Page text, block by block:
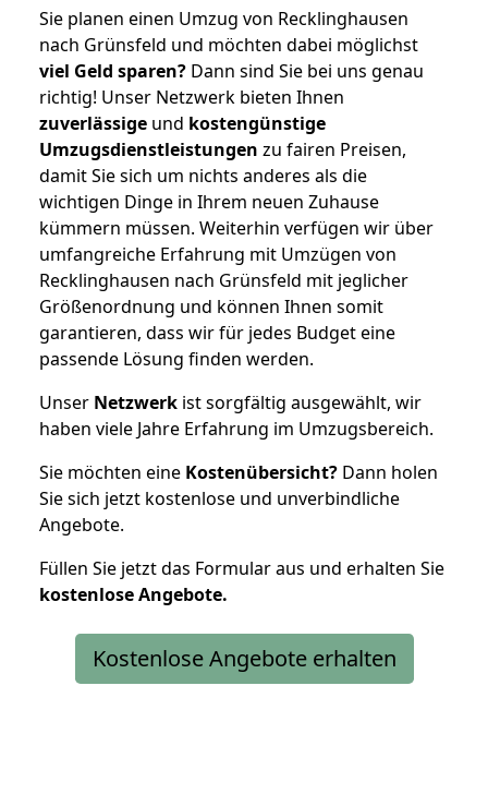
Sie planen einen Umzug von Recklinghausen
nach Grünsfeld und möchten dabei möglichst
viel Geld sparen? Dann sind Sie bei uns genau
richtig! Unser Netzwerk bieten Ihnen
zuverlässige und kostengünstige
Umzugsdienstleistungen zu fairen Preisen,
damit Sie sich um nichts anderes als die
wichtigen Dinge in Ihrem neuen Zuhause
kümmern müssen. Weiterhin verfügen wir über
umfangreiche Erfahrung mit Umzügen von
Recklinghausen nach Grünsfeld mit jeglicher
Größenordnung und können Ihnen somit
garantieren, dass wir für jedes Budget eine
passende Lösung finden werden.
Unser Netzwerk ist sorgfältig ausgewählt, wir
haben viele Jahre Erfahrung im Umzugsbereich.
Sie möchten eine Kostenübersicht? Dann holen
Sie sich jetzt kostenlose und unverbindliche
Angebote.
Füllen Sie jetzt das Formular aus und erhalten Sie
kostenloseAngebote.
Kostenlose Angebote erhalten